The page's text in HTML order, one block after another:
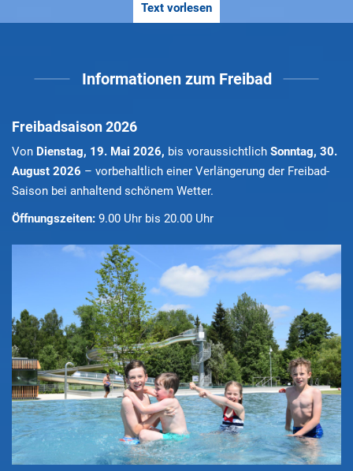
Text vorlesen
Informationen zum Freibad
Freibadsaison 2026
Von Dienstag, 19. Mai 2026, bis voraussichtlich Sonntag, 30.
August 2026 – vorbehaltlich einer Verlängerung der Freibad-
Saison bei anhaltend schönem Wetter.
Öffnungszeiten: 9.00 Uhr bis 20.00 Uhr